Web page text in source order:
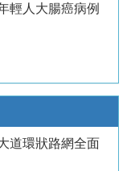
輕人大腸癌病例
道環狀路網全面